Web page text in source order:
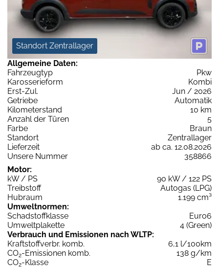
Standort Zentrallager
Allgemeine Daten:
Fahrzeugtyp
Pkw
Karosserieform
Kombi
Erst-Zul.
Jun / 2026
Getriebe
Automatik
Kilometerstand
10 km
Anzahl der Türen
5
Farbe
Braun
Standort
Zentrallager
Lieferzeit
ab ca. 12.08.2026
Unsere Nummer
358866
Motor:
kW / PS
90 kW / 122 PS
Treibstoff
Autogas (LPG)
Hubraum
1.199 cm³
Umweltnormen:
Schadstoffklasse
Euro6
Umweltplakette
4 (Green)
Verbrauch und Emissionen nach WLTP:
Kraftstoffverbr. komb.
6,1 l/100km
CO2-Emissionen komb.
138 g/km
CO2-Klasse
E